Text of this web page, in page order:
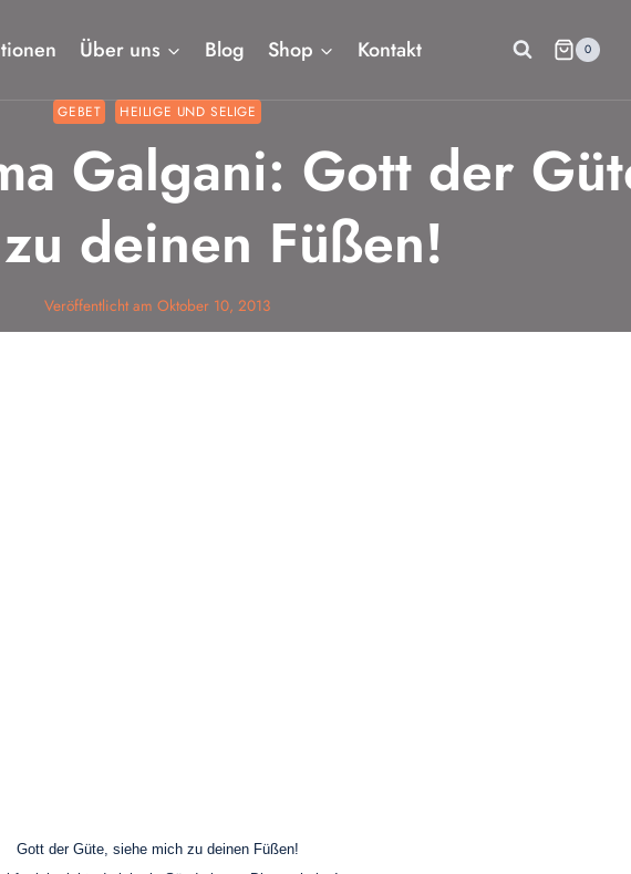
Über uns Blog Shop Kontakt 0
GEBET HEILIGE UND SELIGE
Galgani: Gott der
deinen Füßen!
Veröffentlicht am Oktober 10, 2013
Gott der Güte, siehe mich zu deinen Füßen!